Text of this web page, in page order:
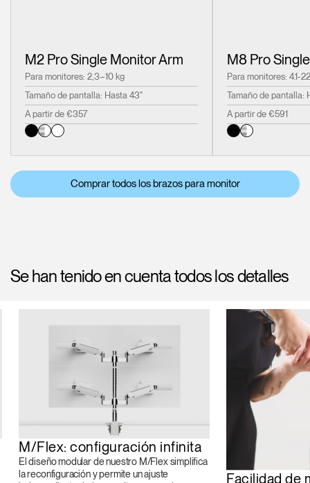
M2 Pro Single Monitor Arm
Para monitores: 2,3–10 kg
Tamaño de pantalla: Hasta 43"
A partir de €357
M8 Pro
Para monitores: 4.1-
Tamaño de pantalla:
A partir de €591
Comprar todos los brazos para monitor
Se han tenido en cuenta todos los detalles
M/Flex: configuración infinita
El diseño modular de nuestro M/Flex simplifica
la reconfiguración y permite un ajuste
Facilidad de